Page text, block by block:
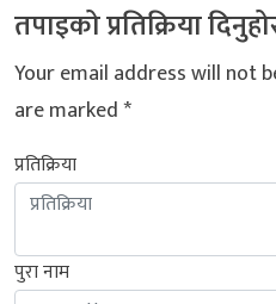
तपाइको प्रतिक्रिया
Your email address will not
are marked*
प्रतिक्रिया
पुरा नाम